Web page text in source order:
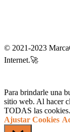
© 2021-2023
Internet.🚀
Para brindarle una
sitio web. Al hacer
TODAS las cookies.
Ajustar Cookies